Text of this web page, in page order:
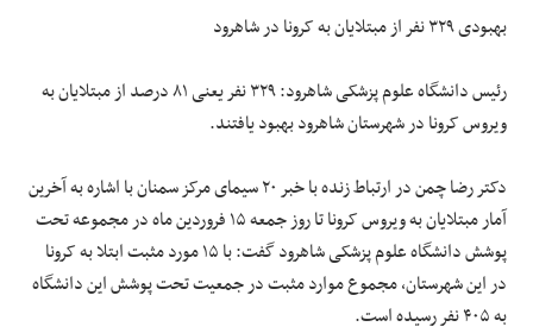
بهبودی ۳۲۹ نفر از مبتلایان به کرونا در شاهرود
رئیس دانشگاه علوم پزشکی شاهرود: ۳۲۹ نفر یعنی ۸۱ درصد از مبتلایان به
ویروس کرونا در شهرستان شاهرود بهبود یافتند.
دکتر رضا چمن در ارتباط زنده با خبر ۲۰ سیمای مرکز سمنان با اشاره به آخرین
آمار مبتلایان به ویروس کرونا تا روز جمعه ۱۵ فروردین ماه در مجموعه تحت
پوشش دانشگاه علوم پزشکی شاهرود گفت: با ۱۵ مورد مثبت ابتلا به کرونا
در این شهرستان، مجموع موارد مثبت در جمعیت تحت پوشش این دانشگاه
به ۴۰۵ نفر رسیده است.